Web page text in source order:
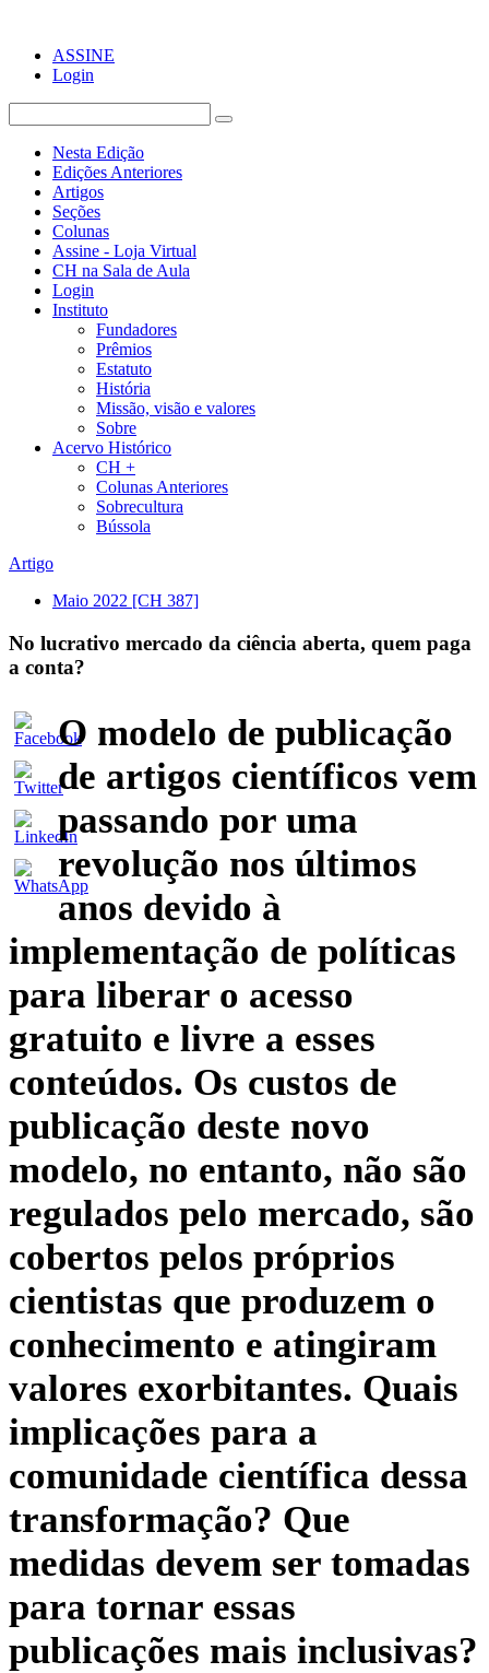
ASSINE
Login
Nesta Edição
Edições Anteriores
Artigos
Seções
Colunas
Assine - Loja Virtual
CH na Sala de Aula
Login
Instituto
Fundadores
Prêmios
Estatuto
História
Missão, visão e valores
Sobre
Acervo Histórico
CH +
Colunas Anteriores
Sobrecultura
Bússola
Artigo
Maio 2022 [CH 387]
No lucrativo mercado da ciência aberta, quem paga
a conta?
O modelo de publicação
de artigos científicos vem
passando por uma
revolução nos últimos
anos devido à
implementação de políticas
para liberar o acesso
gratuito e livre a esses
conteúdos. Os custos de
publicação deste novo
modelo, no entanto, não são
regulados pelo mercado, são
cobertos pelos próprios
cientistas que produzem o
conhecimento e atingiram
valores exorbitantes. Quais
implicações para a
comunidade científica dessa
transformação? Que
medidas devem ser tomadas
para tornar essas
publicações mais inclusivas?